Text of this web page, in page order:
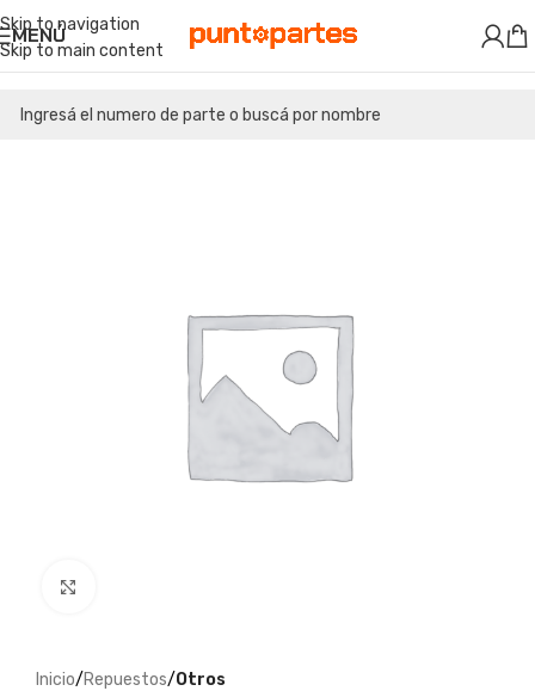
Skip to navigation
Skip to main content
MENÚ
Inicio Repuestos Otros